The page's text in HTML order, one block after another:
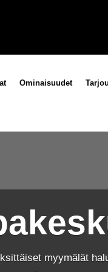
Ominaisuudet
myymälät